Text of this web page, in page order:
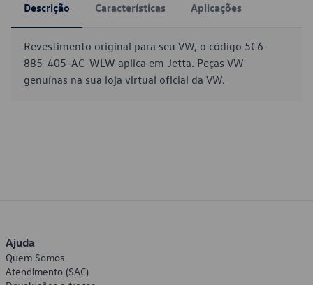
Descrição Características Aplicações
Revestimento original para seu VW, o código 5C6-
885-405-AC-WLW aplica em Jetta. Peças VW
genuínas na sua loja virtual oficial da VW.
Ajuda
Quem Somos
Atendimento (SAC)